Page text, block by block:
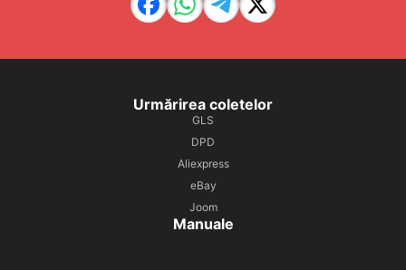
Urmărirea coletelor
GLS
DPD
Aliexpress
eBay
Joom
Manuale